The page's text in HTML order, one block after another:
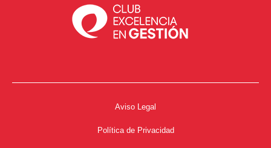
Aviso Legal
Política de Privacidad